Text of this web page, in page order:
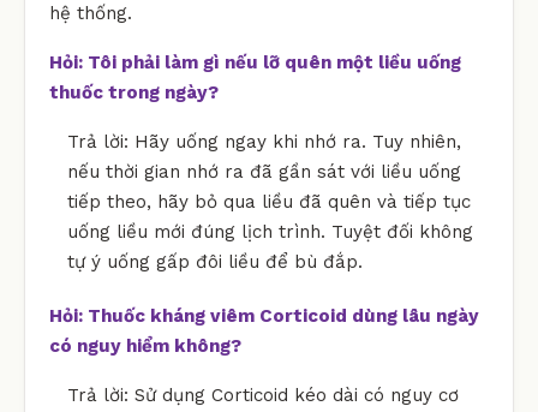
hệ thống.
Hỏi: Tôi phải làm gì nếu lỡ quên một liều uống
thuốc trong ngày?
Trả lời: Hãy uống ngay khi nhớ ra. Tuy nhiên,
nếu thời gian nhớ ra đã gần sát với liều uống
tiếp theo, hãy bỏ qua liều đã quên và tiếp tục
uống liều mới đúng lịch trình. Tuyệt đối không
tự ý uống gấp đôi liều để bù đắp.
Hỏi: Thuốc kháng viêm Corticoid dùng lâu ngày
có nguy hiểm không?
Trả lời: Sử dụng Corticoid kéo dài có nguy cơ